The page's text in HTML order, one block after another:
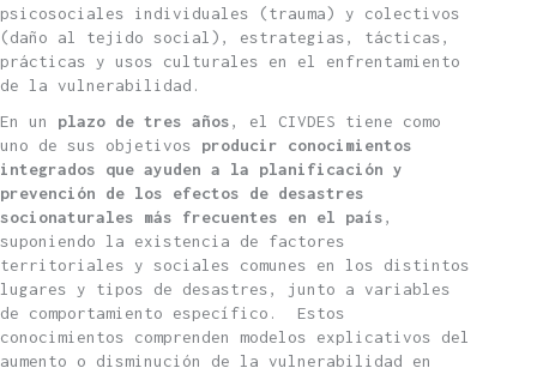
psicosociales individuales (trauma) y colectivos
(daño al tejido social), estrategias, tácticas,
prácticas y usos culturales en el enfrentamiento
de la vulnerabilidad.
En un plazo de tres años, el CIVDES tiene como
uno de sus objetivos producir conocimientos
integrados que ayuden a la planificación y
prevención de los efectos de desastres
socionaturales más frecuentes en el país,
suponiendo la existencia de factores
territoriales y sociales comunes en los distintos
lugares y tipos de desastres, junto a variables
de comportamiento específico. Estos
conocimientos comprenden modelos explicativos del
aumento o disminución de la vulnerabilidad en